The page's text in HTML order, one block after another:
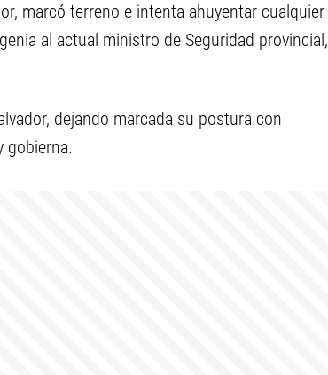
marcó terreno e intenta ahuyentar cualquier
al actual ministro de Seguridad provincial,
dejando marcada su postura con
gobierna.